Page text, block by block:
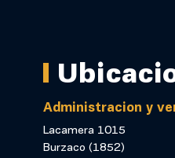
Administracion y
Lacamera 1015
Burzaco (1852)